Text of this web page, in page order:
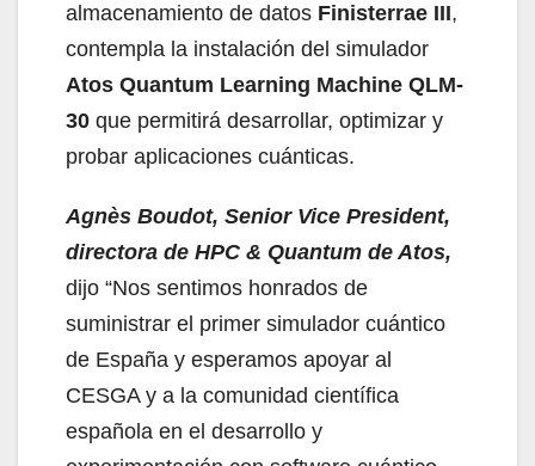
almacenamiento de datos Finisterrae III,
contempla la instalación del simulador
Atos Quantum Learning Machine QLM-
30 que permitirá desarrollar, optimizar y
probar aplicaciones cuánticas.
Agnès Boudot, Senior Vice President,
directora de HPC & Quantum de Atos,
dijo “Nos sentimos honrados de
suministrar el primer simulador cuántico
de España y esperamos apoyar al
CESGA y a la comunidad científica
española en el desarrollo y